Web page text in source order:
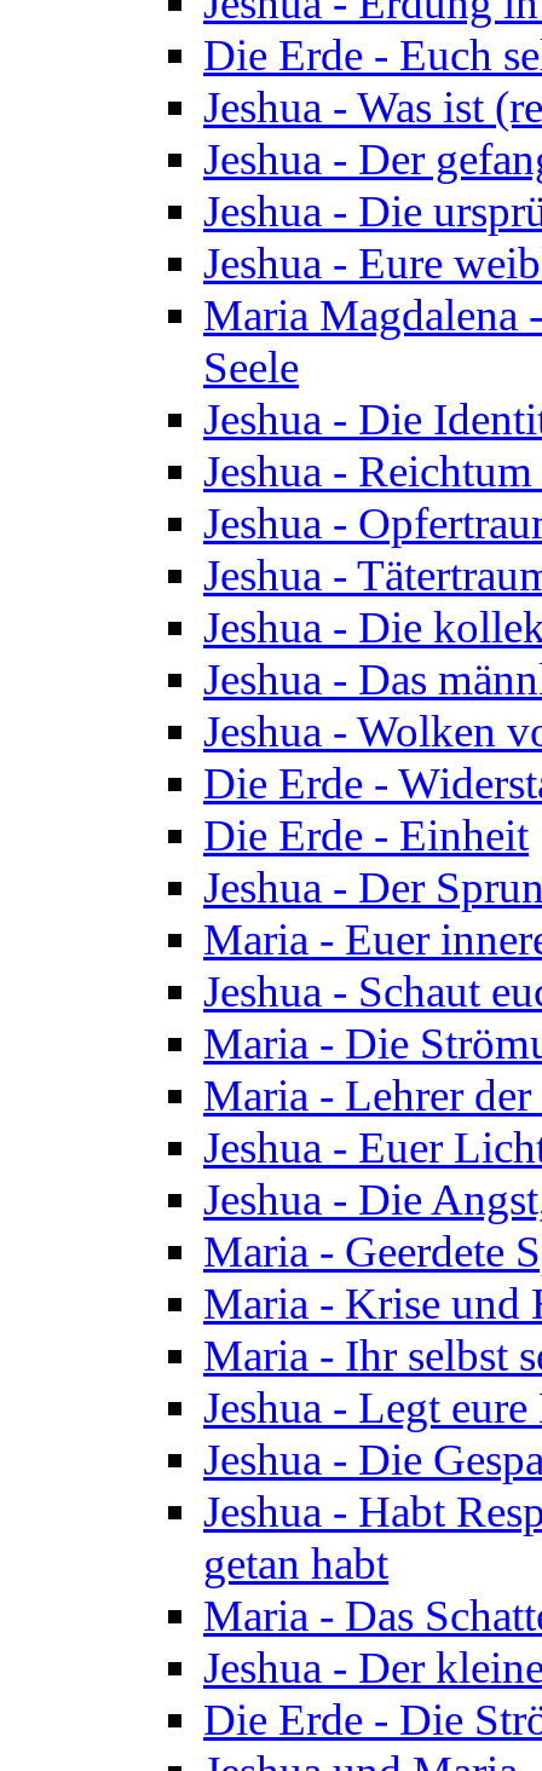
Die Erde - Euch
Jeshua - Was ist
Jeshua - Der
Jeshua - Die
Jeshua - Eure
Maria Magdalena
Seele
Jeshua - Die
Jeshua -
Jeshua -
Jeshua -
Jeshua - Die
Jeshua - Das
Jeshua - Wolken
Die Erde -
Die Erde - Einheit
Jeshua - Der
Maria - Euer
Jeshua - Schaut
Maria - Die
Maria - Lehrer
Jeshua - Euer
Jeshua - Die
Maria - Geerdete
Maria - Krise und
Maria - Ihr selbst
Jeshua - Legt
Jeshua - Die
Jeshua - Habt
getan habt
Maria - Das
Jeshua - Der
Die Erde - Die